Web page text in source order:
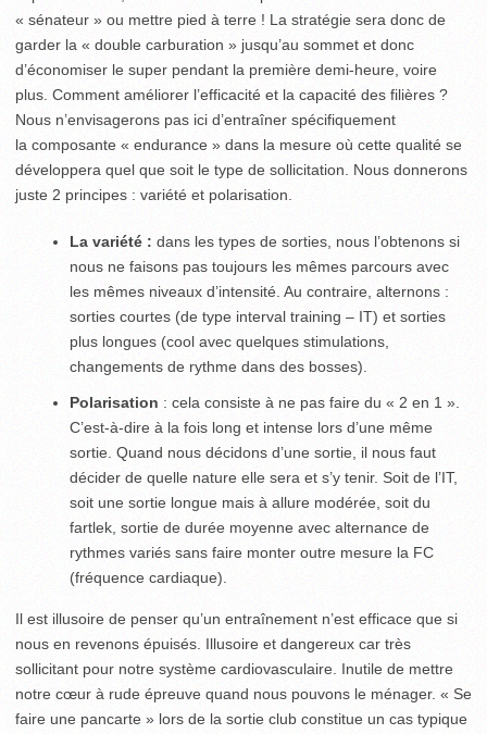
« sénateur » ou mettre pied à terre ! La stratégie sera donc de
garder la « double carburation » jusqu’au sommet et donc
d’économiser le super pendant la première demi-heure, voire
plus. Comment améliorer l’efficacité et la capacité des filières ?
Nous n’envisagerons pas ici d’entraîner spécifiquement
la composante « endurance » dans la mesure où cette qualité se
développera quel que soit le type de sollicitation. Nous donnerons
juste 2 principes : variété et polarisation.
La variété : dans les types de sorties, nous l’obtenons si
nous ne faisons pas toujours les mêmes parcours avec
les mêmes niveaux d’intensité. Au contraire, alternons :
sorties courtes (de type interval training – IT) et sorties
plus longues (cool avec quelques stimulations,
changements de rythme dans des bosses).
Polarisation : cela consiste à ne pas faire du « 2 en 1 ».
C’est-à-dire à la fois long et intense lors d’une même
sortie. Quand nous décidons d’une sortie, il nous faut
décider de quelle nature elle sera et s’y tenir. Soit de l’IT,
soit une sortie longue mais à allure modérée, soit du
fartlek, sortie de durée moyenne avec alternance de
rythmes variés sans faire monter outre mesure la FC
(fréquence cardiaque).
Il est illusoire de penser qu’un entraînement n’est efficace que si
nous en revenons épuisés. Illusoire et dangereux car très
sollicitant pour notre système cardiovasculaire. Inutile de mettre
notre cœur à rude épreuve quand nous pouvons le ménager. « Se
faire une pancarte » lors de la sortie club constitue un cas typique